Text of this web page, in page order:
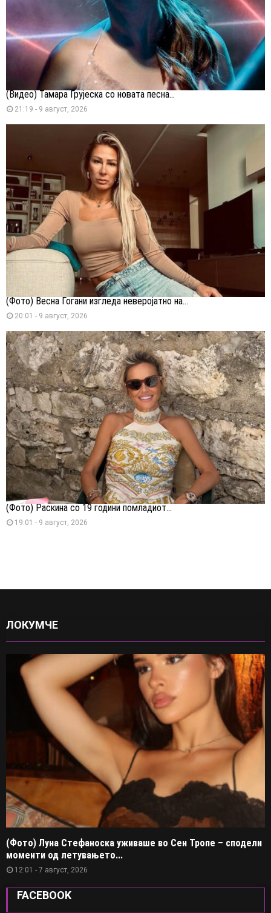
(Видео) Тамара Грујеска со новата песна...
21:19 - 9 август, 2026
(Фото) Весна Ѓогани изгледа неверојатно на...
20:01 - 9 август, 2026
(Фото) Раскина со 19 години помладиот...
19:01 - 9 август, 2026
ЛОКУМЧЕ
(Фото) Луна Стефаноска уживаше во Сен Тропе – сподели
моменти од летувањето...
12:01 - 7 август, 2026
FACEBOOK